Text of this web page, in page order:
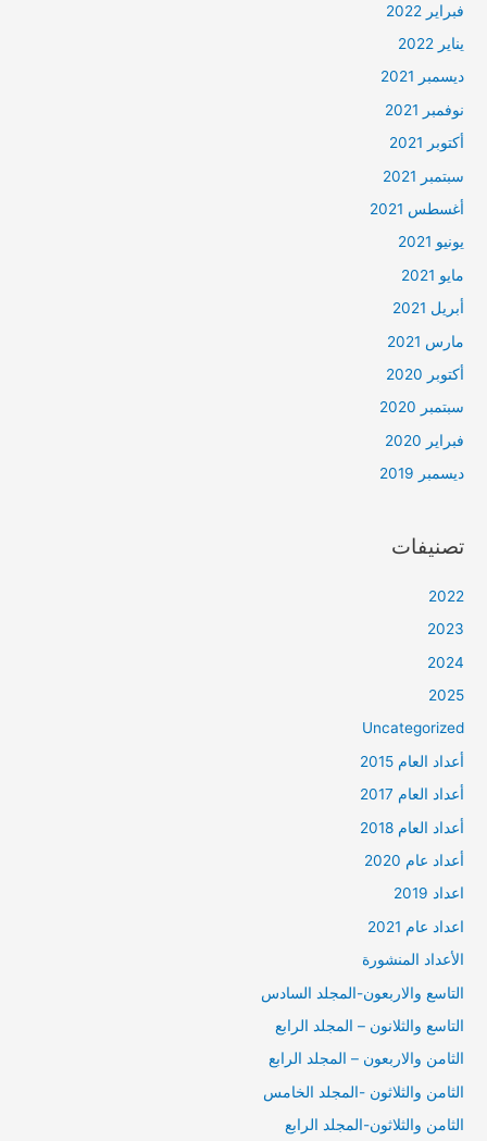
فبراير 2022
يناير 2022
ديسمبر 2021
نوفمبر 2021
أكتوبر 2021
سبتمبر 2021
أغسطس 2021
يونيو 2021
مايو 2021
أبريل 2021
مارس 2021
أكتوبر 2020
سبتمبر 2020
فبراير 2020
ديسمبر 2019
تصنيفات
2022
2023
2024
2025
Uncategorized
أعداد العام 2015
أعداد العام 2017
أعداد العام 2018
أعداد عام 2020
اعداد 2019
اعداد عام 2021
الأعداد المنشورة
التاسع والاربعون-المجلد السادس
التاسع والثلانون – المجلد الرابع
الثامن والاربعون – المجلد الرابع
الثامن والثلاثون -المجلد الخامس
الثامن والثلاثون-المجلد الرابع